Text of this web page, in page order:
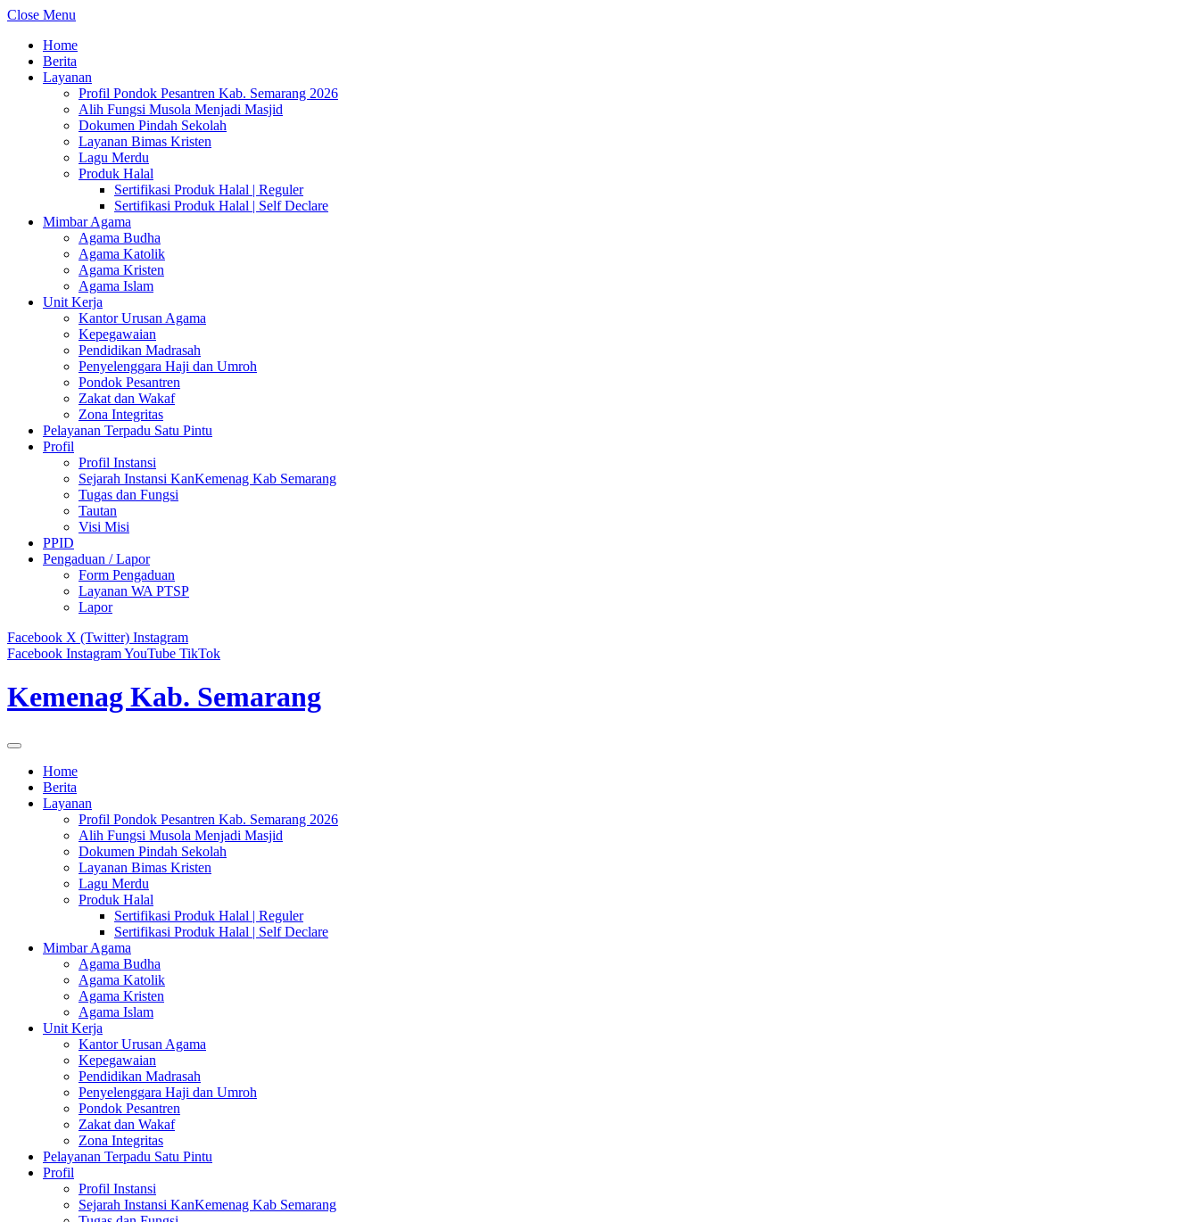
Close Menu
Home
Berita
Layanan
Profil Pondok Pesantren Kab. Semarang 2026
Alih Fungsi Musola Menjadi Masjid
Dokumen Pindah Sekolah
Layanan Bimas Kristen
Lagu Merdu
Produk Halal
Sertifikasi Produk Halal | Reguler
Sertifikasi Produk Halal | Self Declare
Mimbar Agama
Agama Budha
Agama Katolik
Agama Kristen
Agama Islam
Unit Kerja
Kantor Urusan Agama
Kepegawaian
Pendidikan Madrasah
Penyelenggara Haji dan Umroh
Pondok Pesantren
Zakat dan Wakaf
Zona Integritas
Pelayanan Terpadu Satu Pintu
Profil
Profil Instansi
Sejarah Instansi KanKemenag Kab Semarang
Tugas dan Fungsi
Tautan
Visi Misi
PPID
Pengaduan / Lapor
Form Pengaduan
Layanan WA PTSP
Lapor
Facebook X (Twitter) Instagram
Facebook InstagramYouTube TikTok
Kemenag Kab. Semarang
Home
Berita
Layanan
Profil Pondok Pesantren Kab. Semarang 2026
Alih Fungsi Musola Menjadi Masjid
Dokumen Pindah Sekolah
Layanan Bimas Kristen
Lagu Merdu
Produk Halal
Sertifikasi Produk Halal | Reguler
Sertifikasi Produk Halal | Self Declare
Mimbar Agama
Agama Budha
Agama Katolik
Agama Kristen
Agama Islam
Unit Kerja
Kantor Urusan Agama
Kepegawaian
Pendidikan Madrasah
Penyelenggara Haji dan Umroh
Pondok Pesantren
Zakat dan Wakaf
Zona Integritas
Pelayanan Terpadu Satu Pintu
Profil
Profil Instansi
Sejarah Instansi KanKemenag Kab Semarang